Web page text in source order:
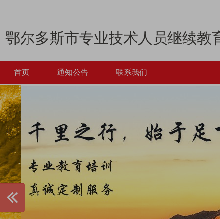
鄂尔多斯市专业技术人员继续教
首页 通知公告 联系我们